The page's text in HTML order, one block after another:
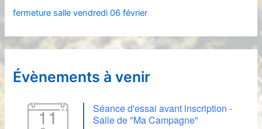
fermeture salle vendredi 06 février
Évènements à venir
11
Séance d'essai avant inscription -
Salle de "Ma Campagne"